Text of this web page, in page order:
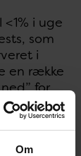
Om
i uge
som
i
en række
for
7. Et
figur 8.